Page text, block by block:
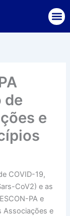
de
e
COVID-19,
CoV2) e as
PA e
Associações e